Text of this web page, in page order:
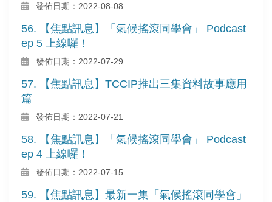
發佈日期：2022-08-08
56. 【焦點訊息】「氣候搖滾同學會」 Podcast
ep 5 上線囉！
發佈日期：2022-07-29
57. 【焦點訊息】TCCIP推出三集資料故事應用
篇
發佈日期：2022-07-21
58. 【焦點訊息】「氣候搖滾同學會」 Podcast
ep 4 上線囉！
發佈日期：2022-07-15
59. 【焦點訊息】最新一集「氣候搖滾同學會」